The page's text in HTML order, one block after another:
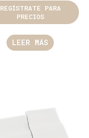
REGÍSTRATE PARA
PRECIOS
LEER MÁS